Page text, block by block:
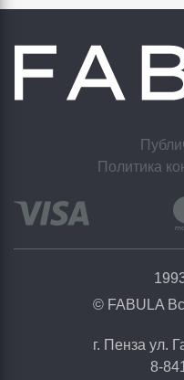
Политика
© FABULA
г. Пенза ул.
8-